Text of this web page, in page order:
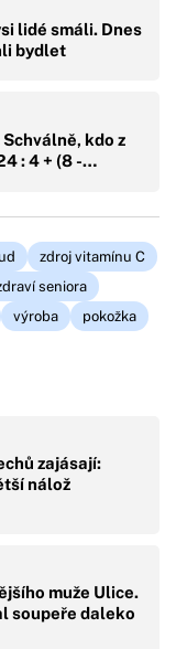
lidé smáli. Dnes
bydlet
kdo z
: 4 + (8 -…
zdroj vitamínu C
seniora
výroba pokožka
zajásají:
nálož
muže Ulice.
soupeře daleko